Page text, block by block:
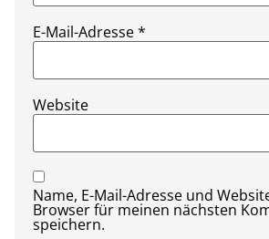
E-Mail-Adresse*
Website
Name, E-Mail-Adresse und
Browser für meinen nächsten
speichern.